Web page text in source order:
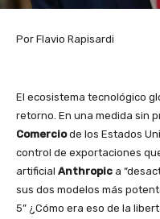
Por Flavio Rapisardi
El ecosistema tecnológico
retorno. En una medida sin
Comerciode los Estados
control de exportaciones
artificial Anthropic a
sus dos modelos más
5” ¿Cómo era eso de la